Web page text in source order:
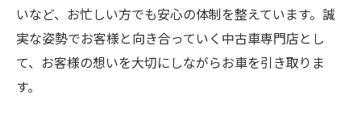
いなど、お忙しい方でも安心の体制を整えています。誠
実な姿勢でお客様と向き合っていく中古車専門店とし
て、お客様の想いを大切にしながらお車を引き取りま
す。